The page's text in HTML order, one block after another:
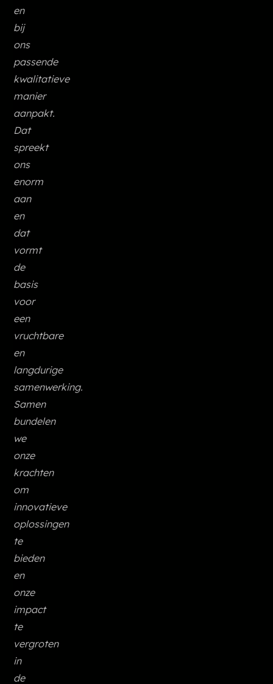
en
bij
ons
passende
kwalitatieve
manier
aanpakt.
Dat
spreekt
ons
enorm
aan
en
dat
vormt
de
basis
voor
een
vruchtbare
en
langdurige
samenwerking.
Samen
bundelen
we
onze
krachten
om
innovatieve
oplossingen
te
bieden
en
onze
impact
te
vergroten
in
de